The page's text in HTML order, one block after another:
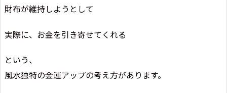
財布が維持しようとして
実際に、お金を引き寄せてくれる
という、
風水独特の金運アップの考え方があります。